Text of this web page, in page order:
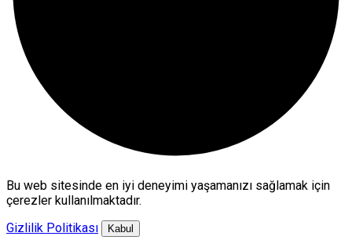
Bu web sitesinde en iyi deneyimi yaşamanızı sağlamak için
çerezler kullanılmaktadır.
Gizlilik Politikası
Kabul